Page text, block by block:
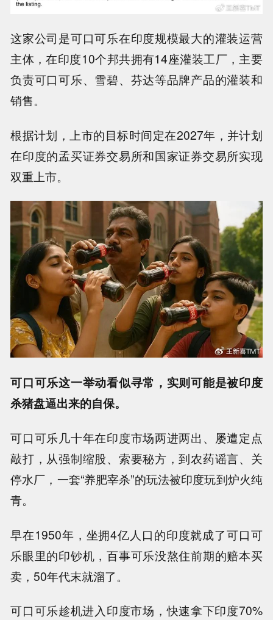
这家公司是可口可乐在印度规模最大的灌装运营
主体，在印度10个邦共拥有14座灌装工厂，主要
负责可口可乐、雪碧、芬达等品牌产品的灌装和
销售。
根据计划，上市的目标时间定在2027年，并计划
在印度的孟买证券交易所和国家证券交易所实现
双重上市。
可口可乐这一举动看似寻常，实则可能是被印度
杀猪盘逼出来的自保。
可口可乐几十年在印度市场两进两出、屡遭定点
敲打，从强制缩股、索要秘方，到农药谣言、关
停水厂，一套“养肥宰杀”的玩法被印度玩到炉火纯
青。
早在1950年，坐拥4亿人口的印度就成了可口可
乐眼里的印钞机，百事可乐没熬住前期的赔本买
卖，50年代末就溜了。
可口可乐趁机进入印度市场，快速拿下印度70%